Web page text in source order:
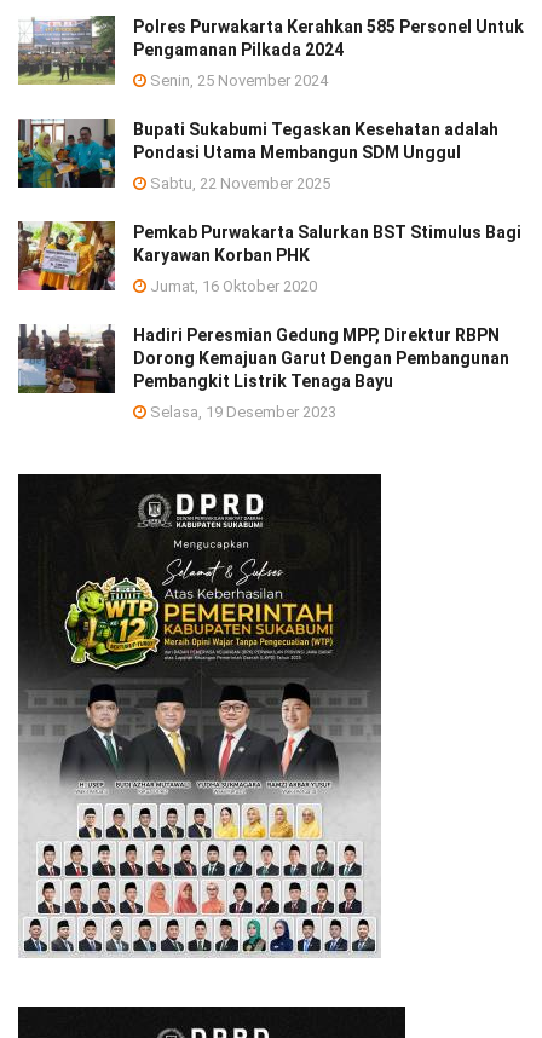
Polres Purwakarta Kerahkan 585 Personel Untuk
Pengamanan Pilkada 2024
Senin, 25 November 2024
Bupati Sukabumi Tegaskan Kesehatan adalah
Pondasi Utama Membangun SDM Unggul
Sabtu, 22 November 2025
Pemkab Purwakarta Salurkan BST Stimulus Bagi
Karyawan Korban PHK
Jumat, 16 Oktober 2020
Hadiri Peresmian Gedung MPP, Direktur RBPN
Dorong Kemajuan Garut Dengan Pembangunan
Pembangkit Listrik Tenaga Bayu
Selasa, 19 Desember 2023